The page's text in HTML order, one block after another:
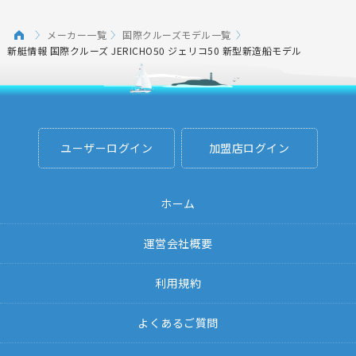
メーカー一覧
国際クルーズモデル一覧
新艇情報 国際クルーズ JERICHO50 ジェリコ50 新型新造船モデル
ユーザーログイン 加盟店ログイン
ホーム
運営会社概要
利用規約
よくあるご質問